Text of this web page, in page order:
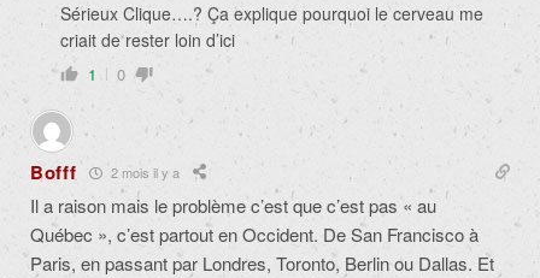
Sérieux Clique….? ‪Ça explique pourquoi le cerveau me
criait de rester loin d’ici
1 0
Bofff 2 mois il y a
Il a raison mais le problème c’est que c’est pas « au
Québec », c’est partout en Occident. De San Francisco à
Paris, en passant par Londres, Toronto, Berlin ou Dallas. Et